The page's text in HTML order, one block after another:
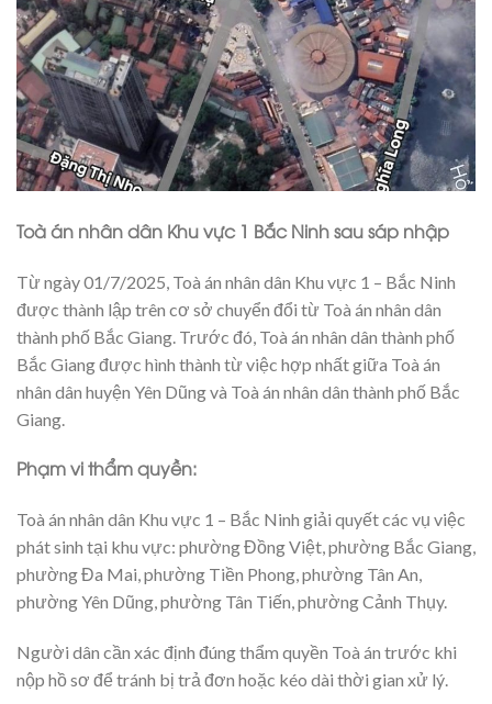
Toà án nhân dân Khu vực 1 Bắc Ninh sau sáp nhập
Từ ngày 01/7/2025, Toà án nhân dân Khu vực 1 – Bắc Ninh
được thành lập trên cơ sở chuyển đổi từ Toà án nhân dân
thành phố Bắc Giang. Trước đó, Toà án nhân dân thành phố
Bắc Giang được hình thành từ việc hợp nhất giữa Toà án
nhân dân huyện Yên Dũng và Toà án nhân dân thành phố Bắc
Giang.
Phạm vi thẩm quyền:
Toà án nhân dân Khu vực 1 – Bắc Ninh giải quyết các vụ việc
phát sinh tại khu vực: phường Đồng Việt, phường Bắc Giang,
phường Đa Mai, phường Tiền Phong, phường Tân An,
phường Yên Dũng, phường Tân Tiến, phường Cảnh Thụy.
Người dân cần xác định đúng thẩm quyền Toà án trước khi
nộp hồ sơ để tránh bị trả đơn hoặc kéo dài thời gian xử lý.